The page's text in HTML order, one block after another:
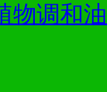
物调和油